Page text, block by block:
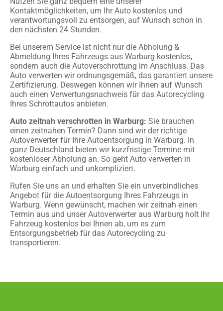
Kontaktmöglichkeiten, um Ihr Auto kostenlos und
verantwortungsvoll zu entsorgen, auf Wunsch schon in
den nächsten 24 Stunden.
Bei unserem Service ist nicht nur die Abholung &
Abmeldung Ihres Fahrzeugs aus Warburg kostenlos,
sondern auch die Autoverschrottung im Anschluss. Das
Auto verwerten wir ordnungsgemäß, das garantiert unsere
Zertifizierung. Deswegen können wir Ihnen auf Wunsch
auch einen Verwertungsnachweis für das Autorecycling
Ihres Schrottautos anbieten.
Auto zeitnah verschrotten in Warburg: Sie brauchen
einen zeitnahen Termin? Dann sind wir der richtige
Autoverwerter für Ihre Autoentsorgung in Warburg. In
ganz Deutschland bieten wir kurzfristige Termine mit
kostenloser Abholung an. So geht Auto verwerten in
Warburg einfach und unkompliziert.
Rufen Sie uns an und erhalten Sie ein unverbindliches
Angebot für die Autoentsorgung Ihres Fahrzeugs in
Warburg. Wenn gewünscht, machen wir zeitnah einen
Termin aus und unser Autoverwerter aus Warburg holt Ihr
Fahrzeug kostenlos bei Ihnen ab, um es zum
Entsorgungsbetrieb für das Autorecycling zu
transportieren.